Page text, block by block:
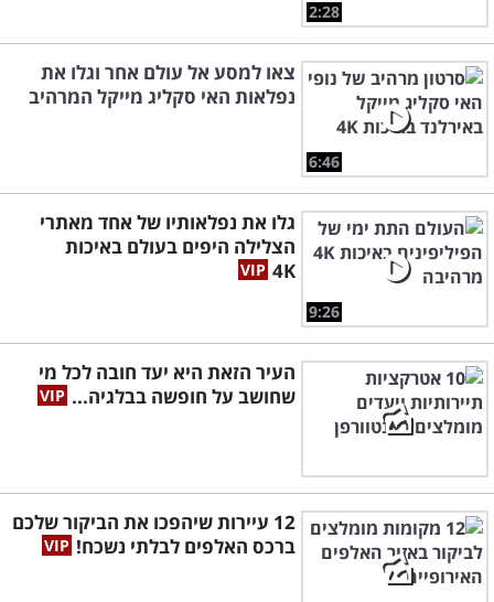
2:28
6:46
צאו למסע אל עולם אחר וגלו את
נפלאות האי סקליג מייקל המרהיב
9:26
גלו את נפלאותיו של אחד מאתרי
הצלילה היפים בעולם באיכות
4K
העיר הזאת היא יעד חובה לכל מי
שחושב על חופשה בבלגיה...
12 עיירות שיהפכו את הביקור שלכם
ברכס האלפים לבלתי נשכח!